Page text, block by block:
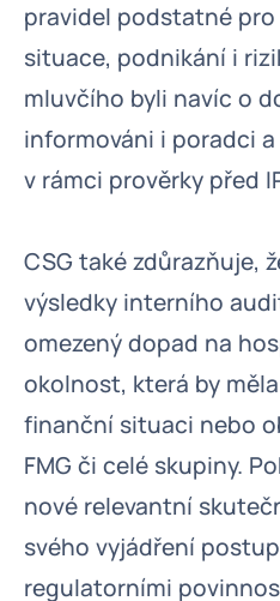
pravidel podstatné
situace, podnikání i
mluvčího byli navíc o
informováni i poradci
v rámci prověrky před
CSG také zdůrazňuje,
výsledky interního
omezený dopad na
okolnost, která by
finanční situaci nebo
FMG či celé skupiny.
nové relevantní
svého vyjádření
regulatorními